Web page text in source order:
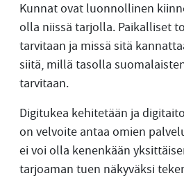
Kunnat ovat luonnollinen
olla niissä tarjolla. Paikalliset
tarvitaan ja missä sitä
siitä, millä tasolla
tarvitaan.
Digitukea kehitetään ja
on velvoite antaa omien
ei voi olla kenenkään
tarjoaman tuen näkyväksi